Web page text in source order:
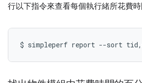
行以下指令來查看每個執行緒所花費時